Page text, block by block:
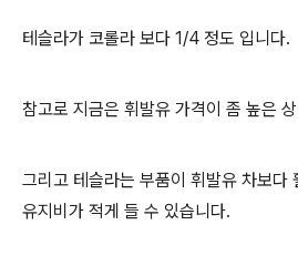
테슬라가 코롤라 보다 1/4 정도 입니다.
참고로 지금은 휘발유 가격이 좀 높은
그리고 테슬라는 부품이 휘발유 차보다
유지비가 적게 들 수 있습니다.